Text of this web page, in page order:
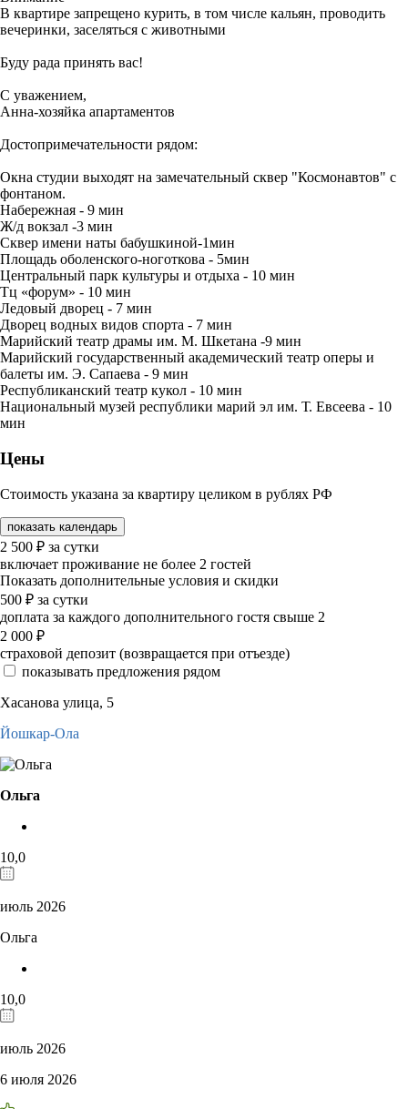
В квартире запрещено курить, в том числе кальян, проводить
вечеринки, заселяться с животными
Буду рада принять вас!
С уважением,
Анна-хозяйка апартаментов
Достопримечательности рядом:
Окна студии выходят на замечательный сквер "Космонавтов" с
фонтаном.
Набережная - 9 мин
Ж/д вокзал -3 мин
Сквер имени наты бабушкиной-1мин
Площадь оболенского-ноготкова - 5мин
Центральный парк культуры и отдыха - 10 мин
Тц «форум» - 10 мин
Ледовый дворец - 7 мин
Дворец водных видов спорта - 7 мин
Марийский театр драмы им. М. Шкетана -9 мин
Марийский государственный академический театр оперы и
балеты им. Э. Сапаева - 9 мин
Республиканский театр кукол - 10 мин
Национальный музей республики марий эл им. Т. Евсеева - 10
мин
Цены
Стоимость указана за квартиру целиком в рублях РФ
показать календарь
2 500 ₽ за сутки
включает проживание не более 2 гостей
Показать дополнительные условия и скидки
500 ₽ за сутки
доплата за каждого дополнительного гостя свыше 2
2 000 ₽
страховой депозит (возвращается при отъезде)
показывать предложения рядом
Хасанова улица, 5
Йошкар-Ола
Ольга
10,0
июль 2026
Ольга
10,0
июль 2026
6 июля 2026